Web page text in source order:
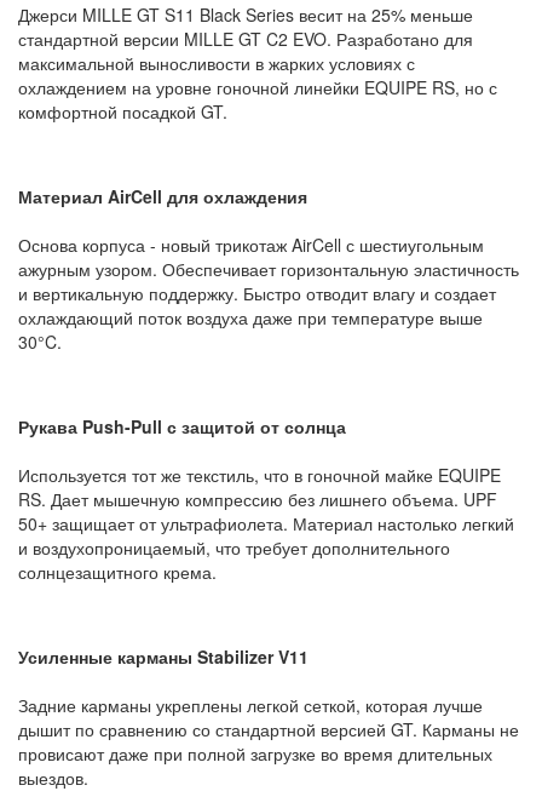
Джерси MILLE GT S11 Black Series весит на 25% меньше
стандартной версии MILLE GT C2 EVO. Разработано для
максимальной выносливости в жарких условиях с
охлаждением на уровне гоночной линейки EQUIPE RS, но с
комфортной посадкой GT.
Материал AirCell для охлаждения
Основа корпуса - новый трикотаж AirCell с шестиугольным
ажурным узором. Обеспечивает горизонтальную эластичность
и вертикальную поддержку. Быстро отводит влагу и создает
охлаждающий поток воздуха даже при температуре выше
30°C.
Рукава Push-Pull с защитой от солнца
Используется тот же текстиль, что в гоночной майке EQUIPE
RS. Дает мышечную компрессию без лишнего объема. UPF
50+ защищает от ультрафиолета. Материал настолько легкий
и воздухопроницаемый, что требует дополнительного
солнцезащитного крема.
Усиленные карманы Stabilizer V11
Задние карманы укреплены легкой сеткой, которая лучше
дышит по сравнению со стандартной версией GT. Карманы не
провисают даже при полной загрузке во время длительных
выездов.